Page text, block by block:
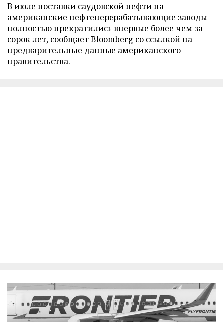
В июле поставки саудовской нефти на
американские нефтеперерабатывающие заводы
полностью прекратились впервые более чем за
сорок лет, сообщает Bloomberg со ссылкой на
предварительные данные американского
правительства.